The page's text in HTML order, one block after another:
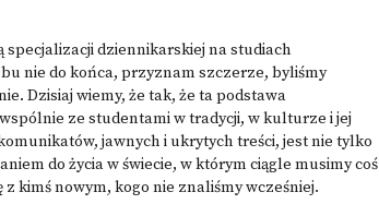
dziennikarskiej na studiach
nie do końca, przyznam szczerze, byliśmy
Dzisiaj wiemy, że tak, że ta podstawa
ze studentami w tradycji, w kulturze i jej
jawnych i ukrytych treści, jest nie tylko
do życia w świecie, w którym ciągle musimy coś
kimś nowym, kogo nie znaliśmy wcześniej.